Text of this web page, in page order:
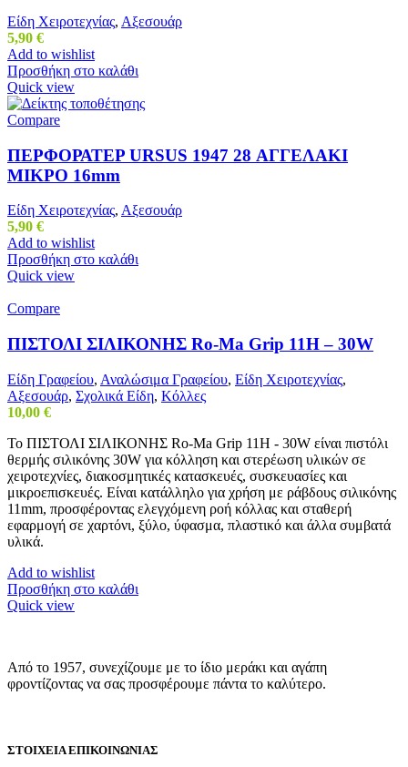
Είδη Χειροτεχνίας, Αξεσουάρ
5,90 €
Add to wishlist
Προσθήκη στο καλάθι
Quick view
Compare
ΠΕΡΦΟΡΑΤΕΡ URSUS 1947 28 ΑΓΓΕΛΑΚΙ
ΜΙΚΡΟ 16mm
Είδη Χειροτεχνίας, Αξεσουάρ
5,90 €
Add to wishlist
Προσθήκη στο καλάθι
Quick view
Compare
ΠΙΣΤΟΛΙ ΣΙΛΙΚΟΝΗΣ Ro-Ma Grip 11H – 30W
Είδη Γραφείου, Αναλώσιμα Γραφείου, Είδη Χειροτεχνίας,
Αξεσουάρ, Σχολικά Είδη, Κόλλες
10,00 €
Το ΠΙΣΤΟΛΙ ΣΙΛΙΚΟΝΗΣ Ro-Ma Grip 11H - 30W είναι πιστόλι
θερμής σιλικόνης 30W για κόλληση και στερέωση υλικών σε
χειροτεχνίες, διακοσμητικές κατασκευές, συσκευασίες και
μικροεπισκευές. Είναι κατάλληλο για χρήση με ράβδους σιλικόνης
11mm, προσφέροντας ελεγχόμενη ροή κόλλας και σταθερή
εφαρμογή σε χαρτόνι, ξύλο, ύφασμα, πλαστικό και άλλα συμβατά
υλικά.
Add to wishlist
Προσθήκη στο καλάθι
Quick view
Από το 1957, συνεχίζουμε με το ίδιο μεράκι και αγάπη
φροντίζοντας να σας προσφέρουμε πάντα το καλύτερο.
ΣΤΟΙΧΕΙΑ ΕΠΙΚΟΙΝΩΝΙΑΣ